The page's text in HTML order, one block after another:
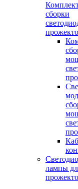
сборки
лампы